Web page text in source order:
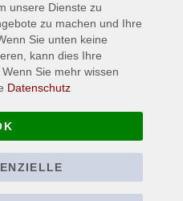
unsere Dienste zu
zu machen und Ihre
Sie unten keine
kann dies Ihre
Sie mehr wissen
Datenschutz